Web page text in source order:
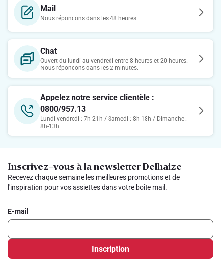
Mail
Nous répondons dans les 48 heures
Chat
Ouvert du lundi au vendredi entre 8 heures et 20 heures.
Nous répondons dans les 2 minutes.
Appelez notre service clientèle :
0800/957.13
Lundi-vendredi : 7h-21h / Samedi : 8h-18h / Dimanche :
8h-13h.
Inscrivez-vous à la newsletter Delhaize
Recevez chaque semaine les meilleures promotions et de
l'inspiration pour vos assiettes dans votre boîte mail.
E-mail
Inscription